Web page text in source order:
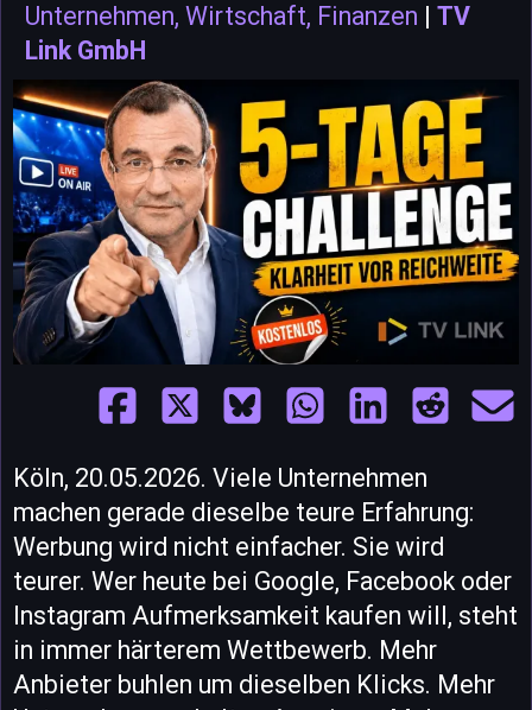
Unternehmen, Wirtschaft, Finanzen | TV
Link GmbH
Köln, 20.05.2026. Viele Unternehmen
machen gerade dieselbe teure Erfahrung:
Werbung wird nicht einfacher. Sie wird
teurer. Wer heute bei Google, Facebook oder
Instagram Aufmerksamkeit kaufen will, steht
in immer härterem Wettbewerb. Mehr
Anbieter buhlen um dieselben Klicks. Mehr